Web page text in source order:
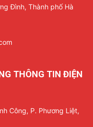
Đình, Thành phố Hà
THÔNG TIN ĐIỆN
Công, P. Phương Liệt,